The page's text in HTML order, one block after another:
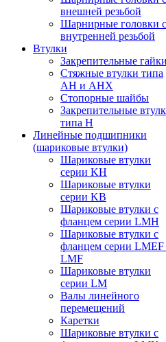
внешней резьбой
Шарнирные головки с
внутренней резьбой
Втулки
Закрепительные гайки
Стяжные втулки типа
AH и AHX
Стопорные шайбы
Закрепительные
типа H
Линейные подшипники
(шариковые втулки)
Шариковые втулки
серии KH
Шариковые втулки
серии KB
Шариковые втулки с
фланцем серии LMH
Шариковые втулки с
фланцем серии LMEF
LMF
Шариковые втулки
серии LM
Валы линейного
перемещений
Каретки
Шариковые втулки с